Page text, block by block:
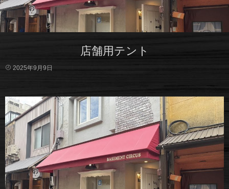
店舗用テント
2025年9月9日